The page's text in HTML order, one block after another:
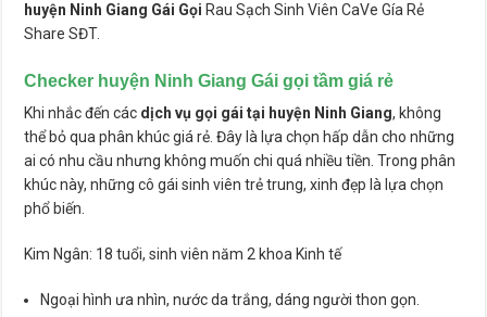
huyện Ninh Giang Gái Gọi Rau Sạch Sinh Viên CaVe Gía Rẻ
Share SĐT.
Checker huyện Ninh Giang Gái gọi tầm giá rẻ
Khi nhắc đến các dịch vụ gọi gái tại huyện Ninh Giang, không
thể bỏ qua phân khúc giá rẻ. Đây là lựa chọn hấp dẫn cho những
ai có nhu cầu nhưng không muốn chi quá nhiều tiền. Trong phân
khúc này, những cô gái sinh viên trẻ trung, xinh đẹp là lựa chọn
phổ biến.
Kim Ngân: 18 tuổi, sinh viên năm 2 khoa Kinh tế
Ngoại hình ưa nhìn, nước da trắng, dáng người thon gọn.